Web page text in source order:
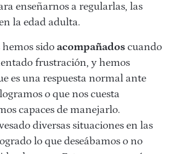
enseñarnos a regularlas, las
la edad adulta.
hemos sidoacompañados cuando
frustración, y hemos
es una respuesta normal ante
o que nos cuesta
capaces de manejarlo.
diversas situaciones en las
lo que deseábamos o no